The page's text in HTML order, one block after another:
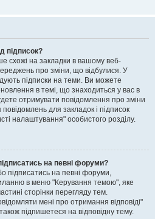
підписок?
схожі на закладки в вашому веб-
про зміни, що відбулися. У
підписки на теми. Ви можете
в темі, що знаходиться у вас в
отримувати повідомлення про зміни
для закладок і підписок
налаштування" особистого розділу.
на певні форуми?
підписатись на певні форуми,
в меню "Керування темою", яке
сторінки перегляду тем.
мені про отримання відповіді"
підпишетеся на відповідну тему.